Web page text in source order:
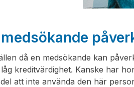
då en medsökande kan
kreditvärdighet. Kanske har
att inte använda den här